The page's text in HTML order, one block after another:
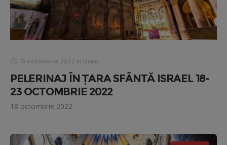
18 octombrie 2022 in Israel
PELERINAJ ÎN ȚARA SFÂNTĂ ISRAEL 18-
23 OCTOMBRIE 2022
18 octombrie 2022